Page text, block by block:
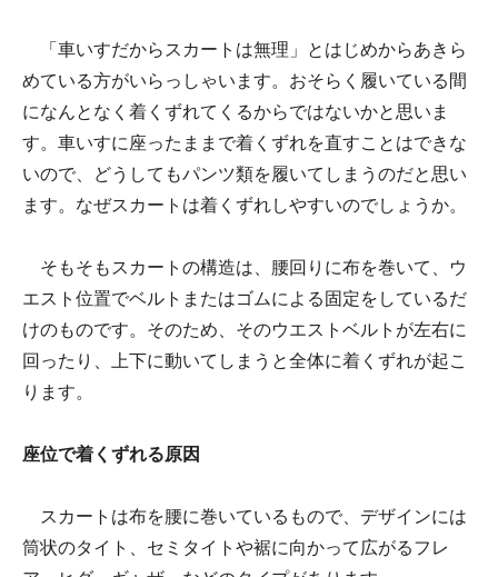
「車いすだからスカートは無理」とはじめからあきら
めている方がいらっしゃいます。おそらく履いている間
になんとなく着くずれてくるからではないかと思いま
す。車いすに座ったままで着くずれを直すことはできな
いので、どうしてもパンツ類を履いてしまうのだと思い
ます。なぜスカートは着くずれしやすいのでしょうか。
そもそもスカートの構造は、腰回りに布を巻いて、ウ
エスト位置でベルトまたはゴムによる固定をしているだ
けのものです。そのため、そのウエストベルトが左右に
回ったり、上下に動いてしまうと全体に着くずれが起こ
ります。
座位で着くずれる原因
スカートは布を腰に巻いているもので、デザインには
筒状のタイト、セミタイトや裾に向かって広がるフレ